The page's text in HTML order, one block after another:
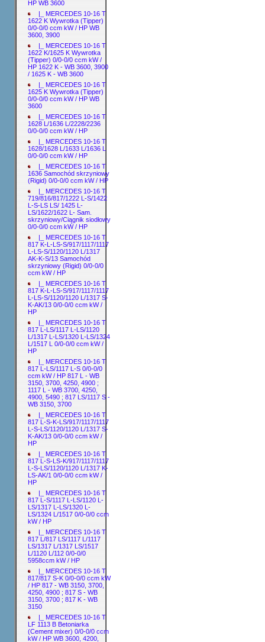
HP WB 3600
|_ MERCEDES 10-16 T
1622 K Wywrotka (Tipper)
0/0-0/0 ccm kW / HP WB
3600, 3900
|_ MERCEDES 10-16 T
1622 K/1625 K Wywrotka
(Tipper) 0/0-0/0 ccm kW /
HP 1622 K - WB 3600, 3900
/ 1625 K - WB 3600
|_ MERCEDES 10-16 T
1625 K Wywrotka (Tipper)
0/0-0/0 ccm kW / HP WB
3600
|_ MERCEDES 10-16 T
1628 L/1636 L/2228/2236
0/0-0/0 ccm kW / HP
|_ MERCEDES 10-16 T
1628/1628 L/1633 L/1636 L
0/0-0/0 ccm kW / HP
|_ MERCEDES 10-16 T
1636 Samochód skrzyniowy
(Rigid) 0/0-0/0 ccm kW / HP
|_ MERCEDES 10-16 T
719/816/817/1222 L-S/1422
L-S-LS LS/ 1425 L-
LS/1622/1622 L- Sam.
skrzyniowy/Ciągnik siodłowy
0/0-0/0 ccm kW / HP
|_ MERCEDES 10-16 T
817 K-L-LS-S/917/1117/1117
L-LS-S/1120/1120 L/1317
AK-K-S/13 Samochód
skrzyniowy (Rigid) 0/0-0/0
ccm kW / HP
|_ MERCEDES 10-16 T
817 K-L-LS-S/917/1117/1117
L-LS-S/1120/1120 L/1317 S-
K-AK/13 0/0-0/0 ccm kW /
HP
|_ MERCEDES 10-16 T
817 L-LS/1117 L-LS/1120
L/1317 L-LS/1320 L-LS/1324
L/1517 L 0/0-0/0 ccm kW /
HP
|_ MERCEDES 10-16 T
817 L-LS/1117 L-S 0/0-0/0
ccm kW / HP 817 L - WB
3150, 3700, 4250, 4900 ;
1117 L - WB 3700, 4250,
4900, 5490 ; 817 LS/1117 S -
WB 3150, 3700
|_ MERCEDES 10-16 T
817 L-S-K-LS/917/1117/1117
L-S-LS/1120/1120 L/1317 S-
K-AK/13 0/0-0/0 ccm kW /
HP
|_ MERCEDES 10-16 T
817 L-S-LS-K/917/1117/1117
L-S-LS/1120/1120 L/1317 K-
LS-AK/1 0/0-0/0 ccm kW /
HP
|_ MERCEDES 10-16 T
817 L-S/1117 L-LS/1120 L-
LS/1317 L-LS/1320 L-
LS/1324 L/1517 0/0-0/0 ccm
kW / HP
|_ MERCEDES 10-16 T
817 L/817 LS/1117 L/1117
LS/1317 L/1317 LS/1517
L/1120 L/112 0/0-0/0
5958ccm kW / HP
|_ MERCEDES 10-16 T
817/817 S-K 0/0-0/0 ccm kW
/ HP 817 - WB 3150, 3700,
4250, 4900 ; 817 S - WB
3150, 3700 ; 817 K - WB
3150
|_ MERCEDES 10-16 T
LF 1113 B Betoniarka
(Cement mixer) 0/0-0/0 ccm
kW / HP WB 3600, 4200,